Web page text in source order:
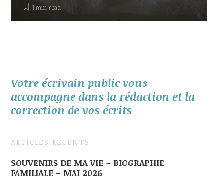
1 minread
Votre écrivain public vous
accompagne dans la rédaction et la
correction de vos écrits
ARTICLES RÉCENTS
SOUVENIRS DE MA VIE – BIOGRAPHIE
FAMILIALE – MAI 2026